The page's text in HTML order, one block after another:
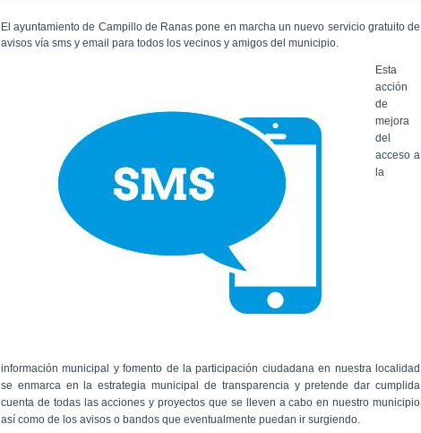
El ayuntamiento de Campillo de Ranas pone en marcha un nuevo servicio gratuito de
avisos vía sms y email para todos los vecinos y amigos del municipio.
Esta
acción
de
mejora
del
acceso a
la
información municipal y fomento de la participación ciudadana en nuestra localidad
se enmarca en la estrategia municipal de transparencia y pretende dar cumplida
cuenta de todas las acciones y proyectos que se lleven a cabo en nuestro municipio
así como de los avisos o bandos que eventualmente puedan ir surgiendo.